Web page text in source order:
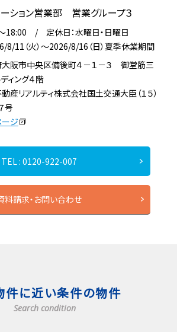
ション営業部 営業グループ３
18:00 / 定休日：水曜日・日曜日
11（火）～2026/8/16（日）夏季休業期間
阪市中央区備後町４－１－３ 御堂筋三
ィング４階
産リアルティ株式会社国土交通大臣（１５）
号
ジ
TEL : 0120-922-007
料請求・お問い合わせ
件に近い条件の物件
Search condition